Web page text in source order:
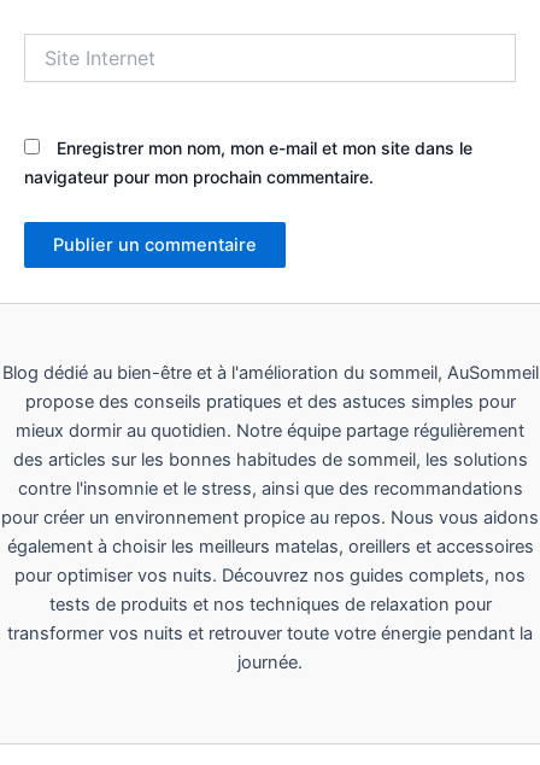
Internet
Enregistrer mon nom, mon e-mail et mon site dans le
navigateur pour mon prochain commentaire.
Blog dédié au bien-être et à l'amélioration du sommeil, AuSommeil
propose des conseils pratiques et des astuces simples pour
mieux dormir au quotidien. Notre équipe partage régulièrement
des articles sur les bonnes habitudes de sommeil, les solutions
contre l'insomnie et le stress, ainsi que des recommandations
pour créer un environnement propice au repos. Nous vous aidons
également à choisir les meilleurs matelas, oreillers et accessoires
pour optimiser vos nuits. Découvrez nos guides complets, nos
tests de produits et nos techniques de relaxation pour
transformer vos nuits et retrouver toute votre énergie pendant la
journée.